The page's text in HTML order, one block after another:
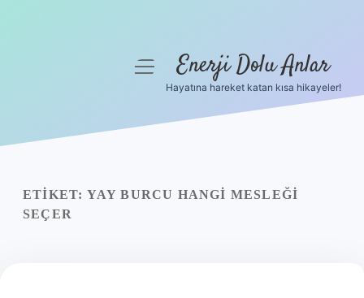
Yasal Uyarı
menüyüEnerji Dolu Anlar
Hayatına hareket katan kısa hikayeler!
ETIKET: YAY BURCU HANGI MESLEĞI
SEÇER